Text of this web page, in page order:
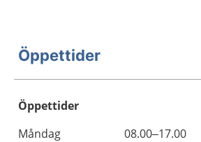
Öppettider
Öppettider
Dag
Öppettider
Kommentarer
Måndag
08.00–17.00